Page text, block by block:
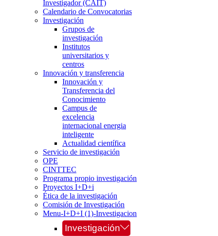
Investigador (CAIT)
Calendario de Convocatorias
Investigación
Grupos de
investigación
Institutos
universitarios y
centros
Innovación y transferencia
Innovación y
Transferencia del
Conocimiento
Campus de
excelencia
internacional energia
inteligente
Actualidad científica
Servicio de investigación
OPE
CINTTEC
Programa propio investigación
Proyectos I+D+i
Ética de la investigación
Comisión de Investigación
Menu-I+D+I (1)-Investigacion
Investigación